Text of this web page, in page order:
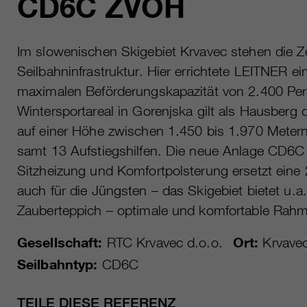
CD6C ZVOH
Im slowenischen Skigebiet Krvavec stehen die
Seilbahninfrastruktur. Hier errichtete LEITNER
maximalen Beförderungskapazität von 2.400
Wintersportareal in Gorenjska gilt als Hausberg
auf einer Höhe zwischen 1.450 bis 1.970
samt 13 Aufstiegshilfen. Die neue Anlage
Sitzheizung und Komfortpolsterung ersetzt
auch für die Jüngsten – das Skigebiet bietet
Zauberteppich – optimale und komfortable
Gesellschaft: RTC Krvavec d.o.o. Ort:
Seilbahntyp: CD6C
TEILE DIESE REFERENZ